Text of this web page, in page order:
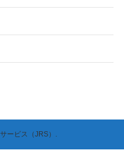
ービス（JRS）.